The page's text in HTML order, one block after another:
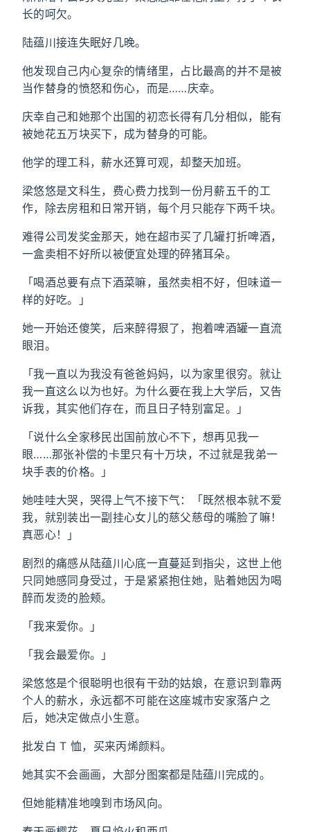
长的呵欠。
陆蕴川接连失眠好几晚。
他发现自己内心复杂的情绪里，占比最高的并不是被
当作替身的愤怒和伤心，而是……庆幸。
庆幸自己和她那个出国的初恋长得有几分相似，能有
被她花五万块买下，成为替身的可能。
他学的理工科，薪水还算可观，却整天加班。
梁悠悠是文科生，费心费力找到一份月薪五千的工
作，除去房租和日常开销，每个月只能存下两千块。
难得公司发奖金那天，她在超市买了几罐打折啤酒，
一盒卖相不好所以被便宜处理的碎猪耳朵。
「喝酒总要有点下酒菜嘛，虽然卖相不好，但味道一
样的好吃。」
她一开始还傻笑，后来醉得狠了，抱着啤酒罐一直流
眼泪。
「我一直以为我没有爸爸妈妈，以为家里很穷。就让
我一直这么以为也好。为什么要在我上大学后，又告
诉我，其实他们存在，而且日子特别富足。」
「说什么全家移民出国前放心不下，想再见我一
眼……那张补偿的卡里只有十万块，不过就是我弟一
块手表的价格。」
她哇哇大哭，哭得上气不接下气：「既然根本就不爱
我，就别装出一副挂心女儿的慈父慈母的嘴脸了嘛！
真恶心！」
剧烈的痛感从陆蕴川心底一直蔓延到指尖，这世上他
只同她感同身受过，于是紧紧抱住她，贴着她因为喝
醉而发烫的脸颊。
「我来爱你。」
「我会最爱你。」
梁悠悠是个很聪明也很有干劲的姑娘，在意识到靠两
个人的薪水，永远都不可能在这座城市安家落户之
后，她决定做点小生意。
批发白 T 恤，买来丙烯颜料。
她其实不会画画，大部分图案都是陆蕴川完成的。
但她能精准地嗅到市场风向。